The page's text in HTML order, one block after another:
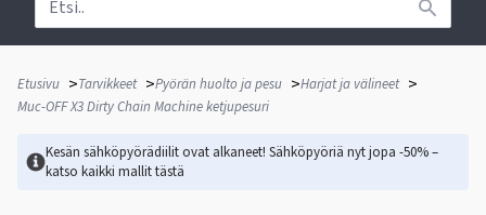
Etusivu >Tarvikkeet >Pyörän huolto ja pesu >Harjat ja välineet >
Muc-OFF X3 Dirty Chain Machine ketjupesuri
Kesän sähköpyörädiilit ovat alkaneet! Sähköpyöriä nyt jopa -50% –
katso kaikki mallittästä